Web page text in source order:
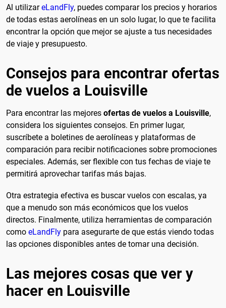
Al utilizareLandFly, puedes comparar los precios y horarios
de todas estas aerolíneas en un solo lugar, lo que te facilita
encontrar la opción que mejor se ajuste a tus necesidades
de viaje y presupuesto.
Consejos para encontrar ofertas
de vuelos a Louisville
Para encontrar las mejores ofertas de vuelos a Louisville,
considera los siguientes consejos. En primer lugar,
suscríbete a boletines de aerolíneas y plataformas de
comparación para recibir notificaciones sobre promociones
especiales. Además, ser flexible con tus fechas de viaje te
permitirá aprovechar tarifas más bajas.
Otra estrategia efectiva es buscar vuelos con escalas, ya
que a menudo son más económicos que los vuelos
directos. Finalmente, utiliza herramientas de comparación
como eLandFly para asegurarte de que estás viendo todas
las opciones disponibles antes de tomar una decisión.
Las mejores cosas que ver y
hacer en Louisville